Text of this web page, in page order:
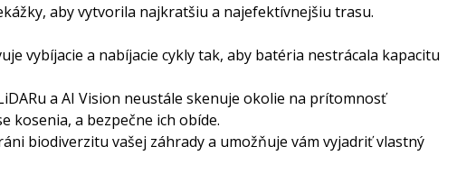
aby vytvorila najkratšiu a najefektívnejšiu trasu.
vybíjacie a nabíjacie cykly tak, aby batéria nestrácala kapacitu
a AI Vision neustále skenuje okolie na prítomnosť
kosenia, a bezpečne ich obíde.
biodiverzitu vašej záhrady a umožňuje vám vyjadriť vlastný